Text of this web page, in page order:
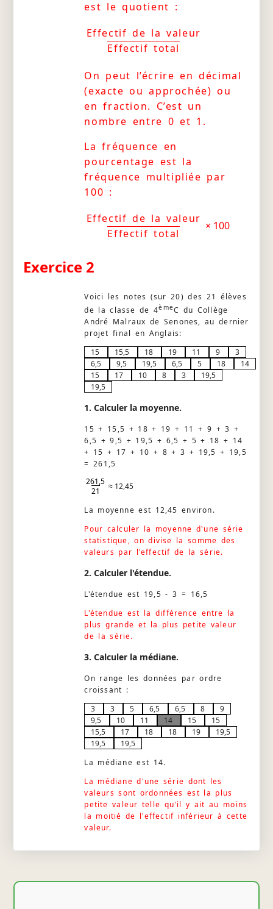
est le quotient :
Effectif de la valeur
Effectif total
On peut l’écrire en décimal
(exacte ou approchée) ou
en fraction. C’est un
nombre entre 0 et 1.
La fréquence en
pourcentage est la
fréquence multipliée par
100 :
Effectif de la valeur
Effectif total
× 100
Exercice 2
Voici les notes (sur 20) des 21 élèves
de la classe de 4èmeC du Collège
André Malraux de Senones, au dernier
projet final en Anglais:
15
15,5 18 19 11 9
3
6,5
9,5 19,5 6,5 5 18
14
15
17 10 8 3
19,5
19,5
1. Calculer la moyenne.
15 + 15,5 + 18 + 19 + 11 + 9 + 3 +
6,5 + 9,5 + 19,5 + 6,5 + 5 + 18 + 14
+ 15 + 17 + 10 + 8 + 3 + 19,5 + 19,5
= 261,5
261,5
21
≈ 12,45
La moyenne est 12,45 environ.
Pour calculer la moyenne d'une série
statistique, on divise la somme des
valeurs par l'effectif de la série.
2. Calculer l'étendue.
L'étendue est 19,5 - 3 = 16,5
L'étendue est la différence entre la
plus grande et la plus petite valeur
de la série.
3. Calculer la médiane.
On range les données par ordre
croissant :
3
3 5 6,5 6,5 8
9
9,5
10 11 14 15
15
15,5
17 18 18 19
19,5
19,5
19,5
La médiane est 14.
La médiane d'une série dont les
valeurs sont ordonnées est la plus
petite valeur telle qu'il y ait au moins
la moitié de l'effectif inférieur à cette
valeur.